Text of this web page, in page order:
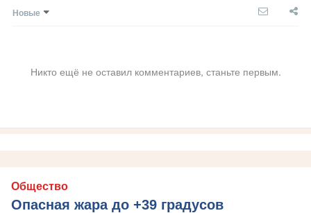
Новые
Никто ещё не оставил комментариев, станьте первым.
Общество
Опасная жара до +39 градусов